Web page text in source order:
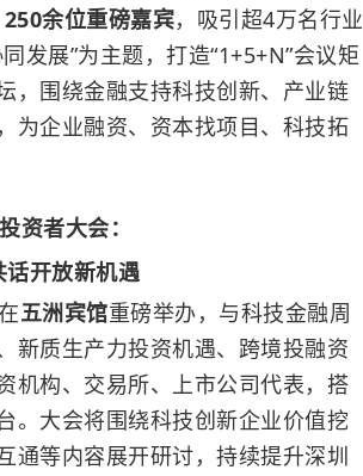
余位重磅嘉宾，吸引超4万名行业
发展”为主题，打造“1+5+N”会议矩
，围绕金融支持科技创新、产业链
为企业融资、资本找项目、科技拓
资者大会：
开放新机遇
五洲宾馆重磅举办，与科技金融周
新质生产力投资机遇、跨境投融资
机构、交易所、上市公司代表，搭
。大会将围绕科技创新企业价值挖
通等内容展开研讨，持续提升深圳